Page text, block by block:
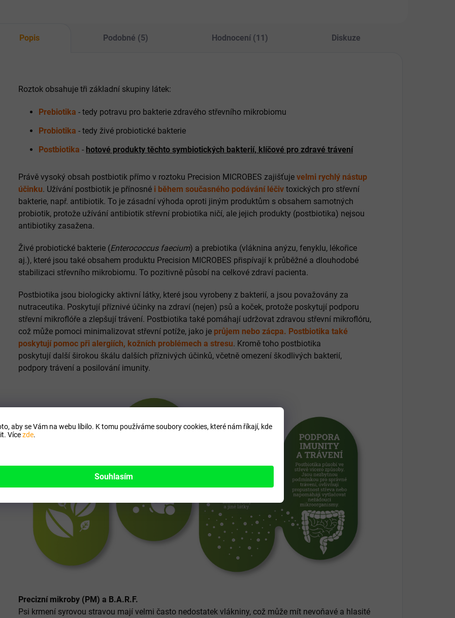
aby se Vám na webu líbilo. K tomu používáme soubory cookies, které nám říkají, kde
Vícezde.
Souhlasím
Popis Podobné (5) Hodnocení (11) Diskuze
Roztok obsahuje tři základní skupiny látek:
Prebiotika - tedy potravu pro bakterie zdravého střevního mikrobiomu
Probiotika - tedy živé probiotické bakterie
Postbiotika - hotové produkty těchto symbiotických bakterií, klíčové pro zdravé trávení
Právě vysoký obsah postbiotik přímo v roztoku Precision MICROBES zajišťuje velmi rychlý nástup
účinku. Užívání postbiotik je přínosné i během současného podávání léčiv toxických pro střevní
bakterie, např. antibiotik. To je zásadní výhoda oproti jiným produktům s obsahem samotných
probiotik, protože užívání antibiotik střevní probiotika ničí, ale jejich produkty (postbiotika) nejsou
antibiotiky zasažena.
Živé probiotické bakterie (Enterococcus faecium) a prebiotika (vláknina anýzu, fenyklu, lékořice
aj.), které jsou také obsahem produktu Precision MICROBES přispívají k průběžné a dlouhodobé
stabilizaci střevního mikrobiomu. To pozitivně působí na celkové zdraví pacienta.
Postbiotika jsou biologicky aktivní látky, které jsou vyrobeny z bakterií, a jsou považovány za
nutraceutika. Poskytují příznivé účinky na zdraví (nejen) psů a koček, protože poskytují podporu
střevní mikroflóře a zlepšují trávení. Postbiotika také pomáhají udržovat zdravou střevní mikroflóru,
což může pomoci minimalizovat střevní potíže, jako je průjem nebo zácpa. Postbiotika také
poskytují pomoc při alergiích, kožních problémech a stresu. Kromě toho postbiotika
poskytují další širokou škálu dalších příznivých účinků, včetně omezení škodlivých bakterií,
podpory trávení a posilování imunity.
Precizní mikroby (PM) a B.A.R.F.
Psi krmení syrovou stravou mají velmi často nedostatek vlákniny, což může mít nevoňavé a hlasité